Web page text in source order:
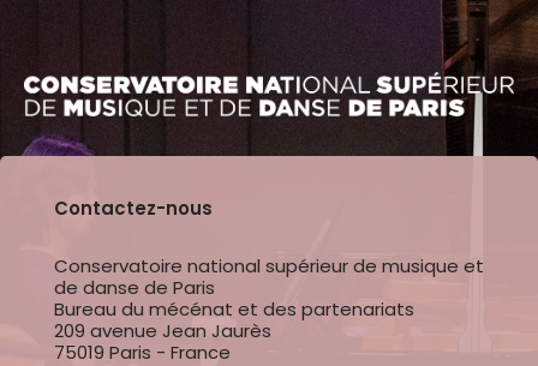
Contactez-nous
Conservatoire national supérieur de musique et
de danse de Paris
Bureau du mécénat et des partenariats
209 avenue Jean Jaurès
75019 Paris - France